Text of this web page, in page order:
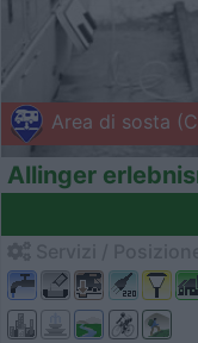
Area di sosta
Allinger